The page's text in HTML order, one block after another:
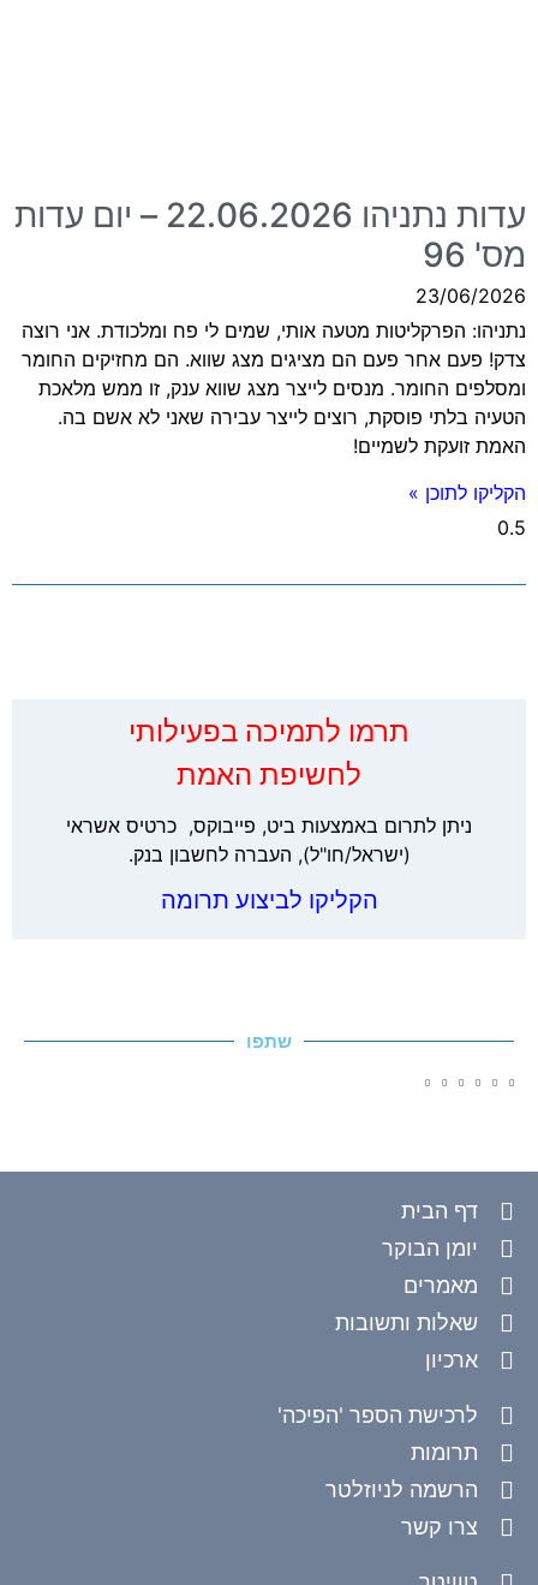
עדות נתניהו 22.06.2026 – יום עדות
מס' 96
23/06/2026
נתניהו: הפרקליטות מטעה אותי, שמים לי פח ומלכודת. אני רוצה
צדק! פעם אחר פעם הם מציגים מצג שווא. הם מחזיקים החומר
ומסלפים החומר. מנסים לייצר מצג שווא ענק, זו ממש מלאכת
הטעיה בלתי פוסקת, רוצים לייצר עבירה שאני לא אשם בה.
האמת זועקת לשמיים!
הקליקו לתוכן »
‏תרמו לתמיכה בפעילותי
לחשיפת האמת
ניתן לתרום באמצעות ביט, פייבוקס, כרטיס אשראי
(ישראל/חו"ל), העברה לחשבון בנק.
הקליקו לביצוע תרומה
שתפו
דף הבית
יומן הבוקר
מאמרים
שאלות ותשובות
ארכיון
לרכישת הספר 'הפיכה'
תרומות
הרשמה לניוזלטר
צרו קשר